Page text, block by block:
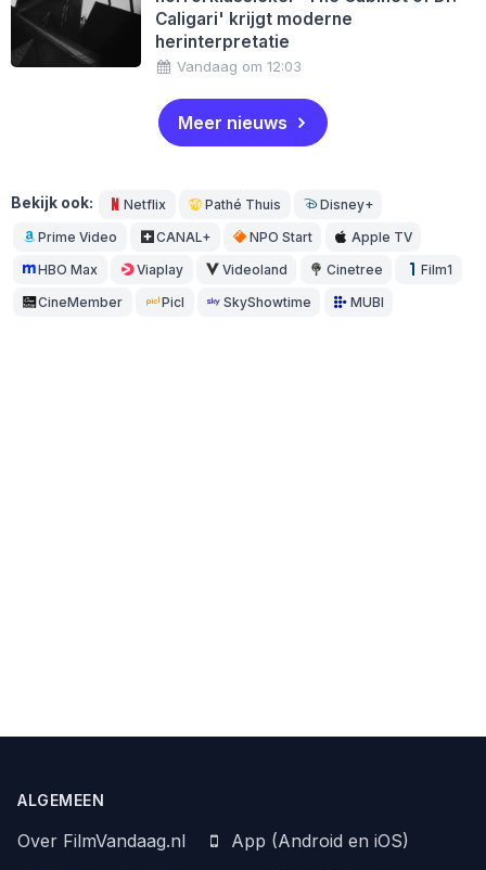
Caligari' krijgt moderne
herinterpretatie
Vandaag om 12:03
Meer nieuws
Bekijk ook: Netflix Pathé Thuis Disney+
Prime Video CANAL+ NPO Start Apple TV
HBO Max Viaplay Videoland Cinetree Film1
CineMember Picl SkyShowtime MUBI
ALGEMEEN
Over FilmVandaag.nl
App (Android en iOS)